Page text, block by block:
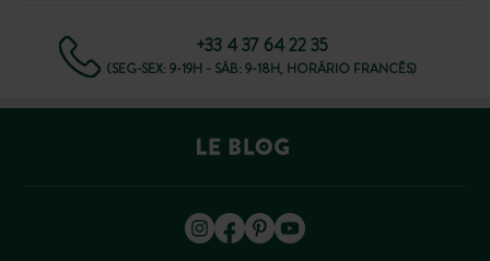
+33 4 37 64 22 35
(SEG-SEX: 9-19H - SÁB: 9-18H, HORÁRIO FRANCÊS)